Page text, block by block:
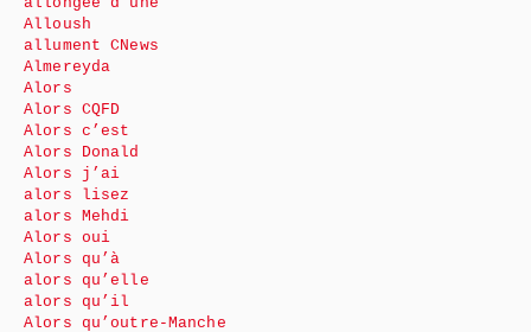
Alloush
allument CNews
Almereyda
Alors
Alors CQFD
Alors c’est
Alors Donald
Alors j’ai
alors lisez
alors Mehdi
Alors oui
Alors qu’à
alors qu’elle
alors qu’il
Alors qu’outre-Manche